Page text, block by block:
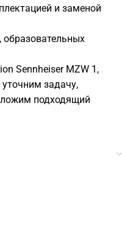
и заменой
образовательных
Sennheiser MZW 1,
задачу,
подходящий